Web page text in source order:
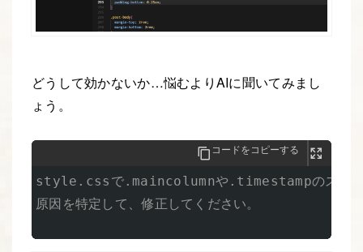
どうして効かないか…悩むよりAIに聞いてみまし
ょう。
コードをコピーする
style.cssで.maincolumnや.timestampのスタイル
原因を特定して、修正してください。